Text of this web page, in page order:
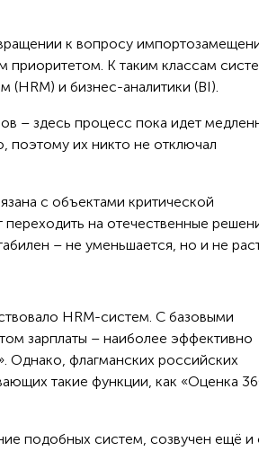
к вопросу
К таким классам
(HRM) и бизнес-аналитики (BI).
– здесь процесс пока идет
поэтому их никто не отключал
с объектами критической
на отечественные
– не уменьшается, но и не
HRM-систем. С базовыми
зарплаты – наиболее эффективно
Однако, флагманских российских
такие функции, как «Оценка
подобных систем, созвучен ещё и